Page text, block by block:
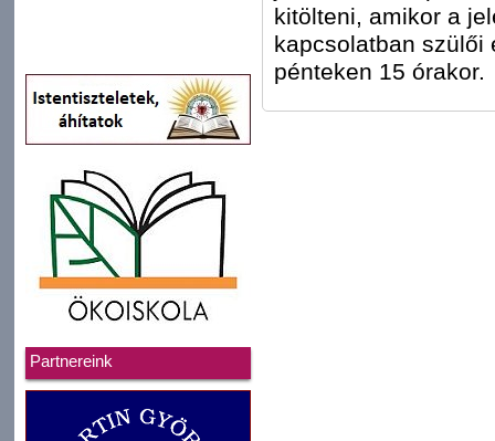
Partnereink
kitölteni, amikor a
kapcsolatban szülői
pénteken 15 órakor.